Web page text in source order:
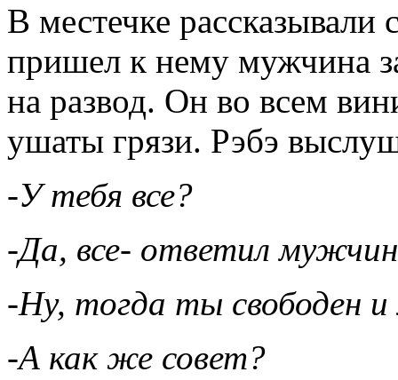
В местечке
пришел к нему мужчина
на развод. Он во всем
ушаты грязи. Рэбэ
-У тебя все?
-Да, все- ответил
-Ну, тогда ты свободен
-А как же совет?